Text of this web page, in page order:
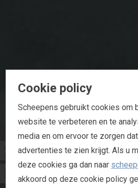
ETAIL=
ETAIL
Cookie policy
Scheepens gebruikt cookies om
website te verbeteren en te
media en om ervoor te zorgen
advertenties te zien krijgt. Als u
deze cookies ga dan naar
akkoord op deze cookie policy